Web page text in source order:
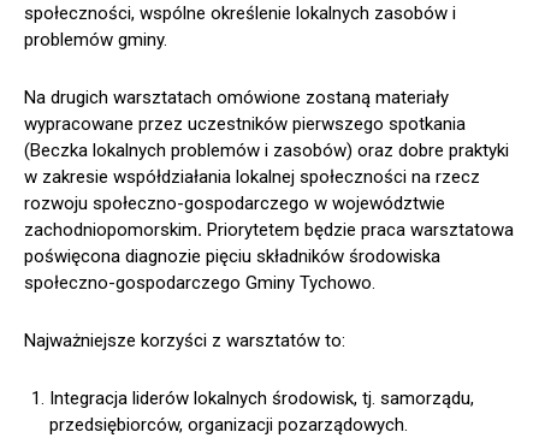
społeczności, wspólne określenie lokalnych zasobów i
problemów gminy.
Na drugich warsztatach omówione zostaną materiały
wypracowane przez uczestników pierwszego spotkania
(Beczka lokalnych problemów i zasobów) oraz dobre praktyki
w zakresie współdziałania lokalnej społeczności na rzecz
rozwoju społeczno-gospodarczego w województwie
zachodniopomorskim. Priorytetem będzie praca warsztatowa
poświęcona diagnozie pięciu składników środowiska
społeczno-gospodarczego Gminy Tychowo.
Najważniejsze korzyści z warsztatów to:
Integracja liderów lokalnych środowisk, tj. samorządu,
przedsiębiorców, organizacji pozarządowych.